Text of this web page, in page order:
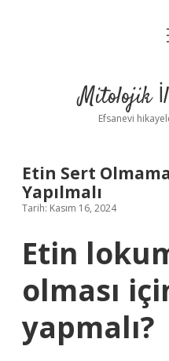
Mitolojik
Efsanevi
Etin Sert
Yapılmalı
Tarih: Kasım 16, 2024
Etin
olması
yapmalı?